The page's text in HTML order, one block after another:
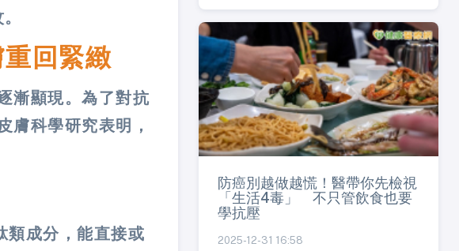
回緊緻
漸顯現。為了對抗
膚科學研究表明，
類成分，能直接或
防癌別越做越慌！醫帶你先檢視
「生活4毒」 不只管飲食也要
學抗壓
2025-12-31 16:58